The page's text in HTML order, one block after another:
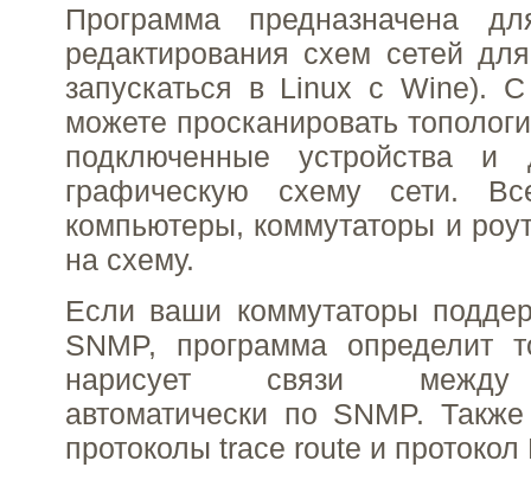
Программа предназначена
редактирования схем сетей
запускаться в Linux с Wine).
можете просканировать
подключенные устройства
графическую схему сети.
компьютеры, коммутаторы и
на схему.
Если ваши коммутаторы
SNMP, программа определит
нарисует связи между
автоматически по SNMP.
протоколы trace route и протокол